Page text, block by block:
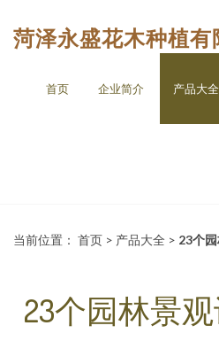
菏泽永盛花木种植有
首页 企业简介 产品大全
当前位置： 首页 > 产品大全 > 23个
23个园林景